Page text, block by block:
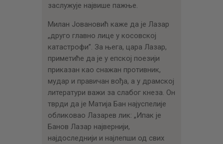
заслужује највише пажње.
Милан Јовановић каже да је Лазар
„друго главно лице у косовској
катастрофи”. За њега, цара Лазар,
приметиће да је у епској поезији
приказан као снажан противник,
мудар и правичан вођа, а у драмској
литератури важи за слабог кнеза. Он
тврди да је Матија Бан најуспелије
обликовао Лазарев лик: „Ипак је
Банов Лазар највернији,
најдоследнији и најлепши од свих